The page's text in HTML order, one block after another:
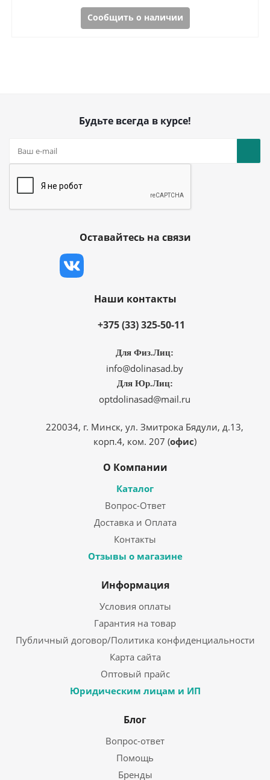
Сообщить о наличии
Будьте всегда в курсе!
Оставайтесь на связи
Наши контакты
+375 (33) 325-50-11
Для Физ.Лиц:
info@dolinasad.by
Для Юр.Лиц:
optdolinasad@mail.ru
220034, г. Минск, ул. Змитрока Бядули, д.13,
корп.4, ком. 207 (офис)
О Компании
Каталог
Вопрос-Ответ
Доставка и Оплата
Контакты
Отзывы о магазине
Информация
Условия оплаты
Гарантия на товар
Публичный договор/Политика конфиденциальности
Карта сайта
Оптовый прайс
Юридическим лицам и ИП
Блог
Вопрос-ответ
Помощь
Бренды